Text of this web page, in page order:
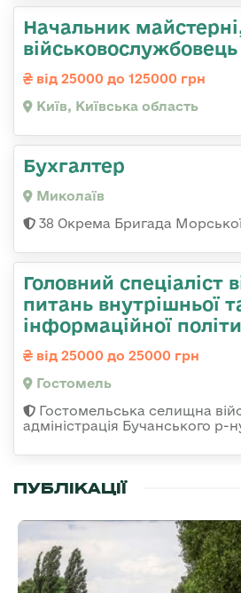
Начальник
військовослужбовець
від 25000 до 125000 грн
Київ, Київська область
Бухгалтер
Миколаїв
38 Окрема Бригада
Головний спеціаліст
питань внутрішньої
інформаційної
від 25000 до 25000 грн
Гостомель
Гостомельська селищна
адміністрація Бучанського р-
ПУБЛІКАЦІЇ